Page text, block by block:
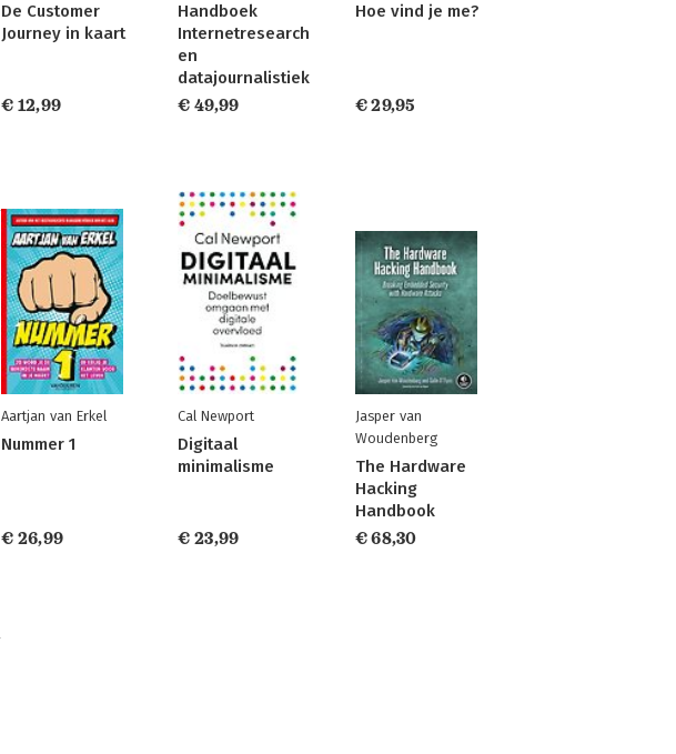
De Customer
Journey in kaart
€ 12,99
Handboek
Internetresearch
en
datajournalistiek
€ 49,99
Hoe vind je me?
€ 29,95
Aartjan van Erkel
Nummer 1
€ 26,99
Cal Newport
Digitaal
minimalisme
€ 23,99
Jasper van
Woudenberg
The Hardware
Hacking
Handbook
€ 68,30